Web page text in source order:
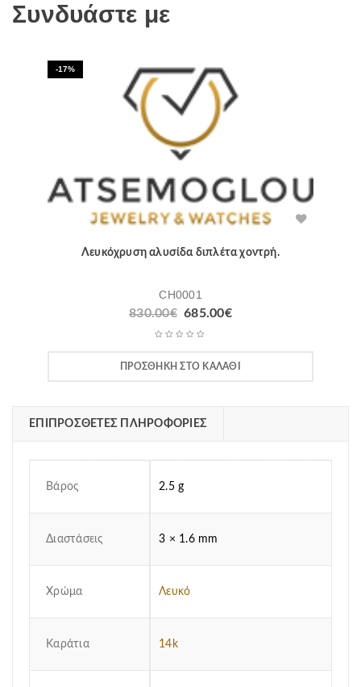
Συνδυάστε με
-17%
Λευκόχρυση αλυσίδα διπλέτα χοντρή.
CH0001
830.00€ 685.00€
ΠΡΟΣΘΉΚΗ ΣΤΟ ΚΑΛΆΘΙ
ΕΠΙΠΡΌΣΘΕΤΕΣ ΠΛΗΡΟΦΟΡΊΕΣ
Βάρος 2.5 g
Διαστάσεις 3 × 1.6 mm
Χρώμα Λευκό
Καράτια 14k